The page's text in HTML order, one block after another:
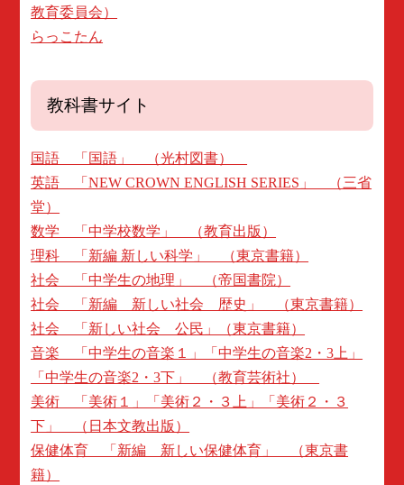
教育委員会）
らっこたん
教科書サイト
国語 「国語」 （光村図書）
英語 「NEW CROWN ENGLISH SERIES」 （三省
堂）
数学 「中学校数学」 （教育出版）
理科 「新編 新しい科学」 （東京書籍）
社会 「中学生の地理」 （帝国書院）
社会 「新編 新しい社会 歴史」 （東京書籍）
社会 「新しい社会 公民」（東京書籍）
音楽 「中学生の音楽１」「中学生の音楽2・3上」
「中学生の音楽2・3下」 （教育芸術社）
美術 「美術１」「美術２・３上」「美術２・３
下」 （日本文教出版）
保健体育 「新編 新しい保健体育」 （東京書
籍）